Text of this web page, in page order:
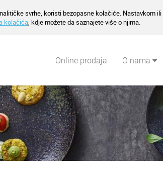
svrhe, koristi bezopasne kolačiće. Nastavkom
kolačića, kdje možete da saznajete više o njima.
Online prodaja O nama